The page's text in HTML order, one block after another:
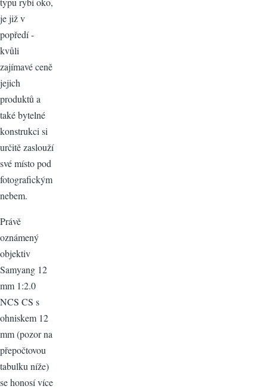
je již v
popředí -
kvůli
zajímavé ceně
jejich
produktů a
také bytelné
konstrukci si
určitě zaslouží
své místo pod
fotografickým
nebem.
Právě
oznámený
objektiv
Samyang 12
mm 1:2.0
NCS CS s
ohniskem 12
mm (pozor na
přepočtovou
tabulku níže)
se honosí více